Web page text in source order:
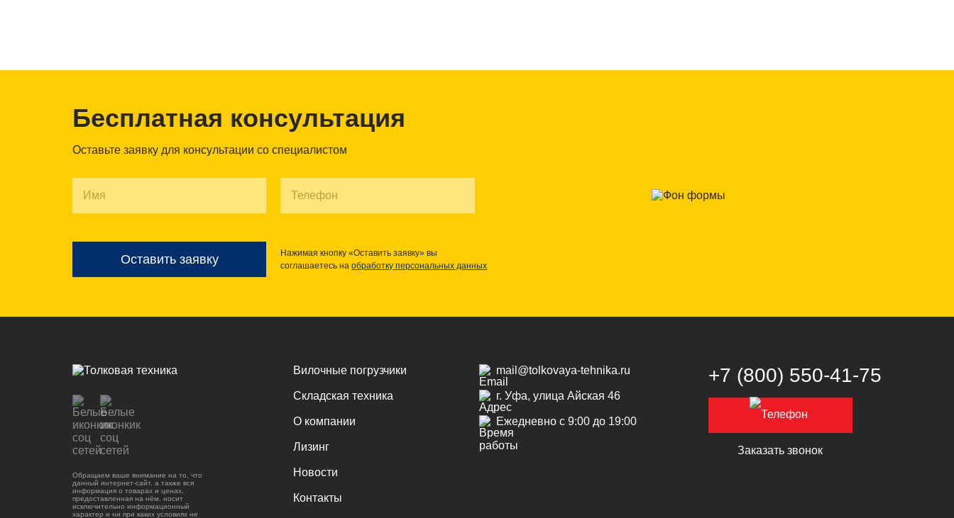
Бесплатная консультация
Оставьте заявку для консультации со специалистом
Оставить заявку
Нажимая кнопку «Оставить заявку» вы
соглашаетесь наобработку персональных данных
Обращаем ваше внимание на то, что
данный интернет-сайт, а также вся
информация о товарах и ценах,
предоставленная на нём, носит
исключительно информационный
характер и ни при каких условиях не
Вилочные погрузчики
Складская техника
О компании
Лизинг
Новости
Контакты
mail@tolkovaya-tehnika.ru
г. Уфа, улица Айская 46
Ежедневно с 9:00 до 19:00
+7 (800) 550‑41‑75
Заказать звонок